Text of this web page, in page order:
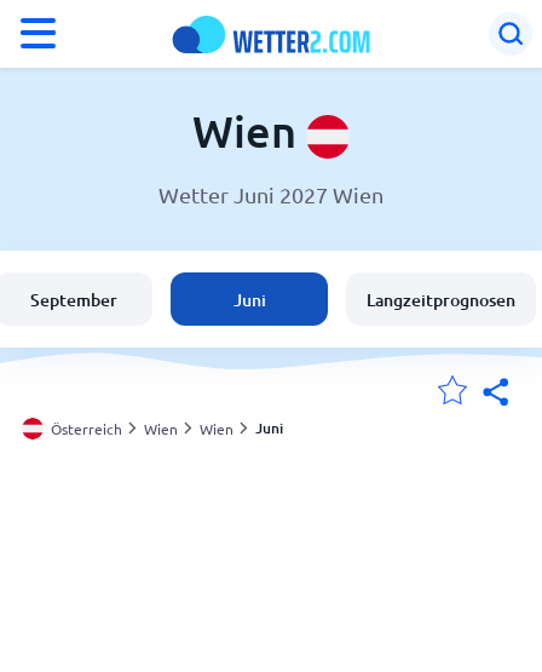
Schweiz
Deutschland
Wien
Wetter Juni 2027 Wien
September Juni Langzeitprognosen
Österreich Wien Wien Juni